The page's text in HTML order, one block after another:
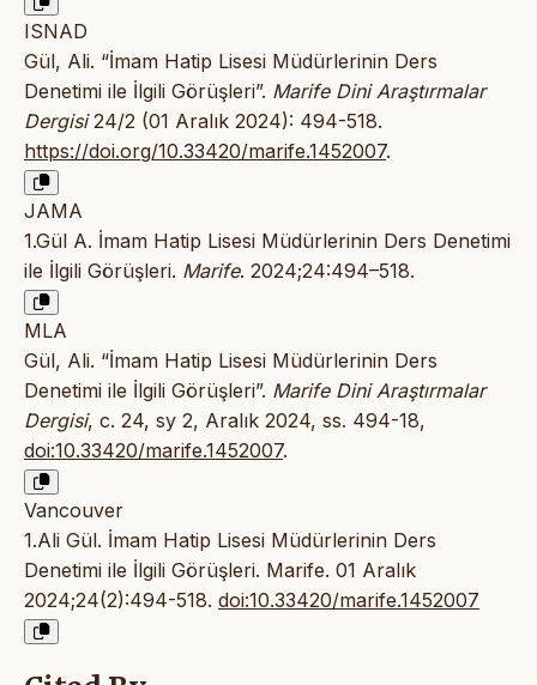
ISNAD
Gül, Ali. “İmam Hatip Lisesi Müdürlerinin Ders
Denetimi ile İlgili Görüşleri”. Marife Dini Araştırmalar
Dergisi24/2 (01 Aralık 2024): 494-518.
https://doi.org/10.33420/marife.1452007.
JAMA
1.Gül A. İmam Hatip Lisesi Müdürlerinin Ders Denetimi
ile İlgili Görüşleri. Marife. 2024;24:494–518.
MLA
Gül, Ali. “İmam Hatip Lisesi Müdürlerinin Ders
Denetimi ile İlgili Görüşleri”. Marife Dini Araştırmalar
Dergisi, c. 24, sy 2, Aralık 2024, ss. 494-18,
doi:10.33420/marife.1452007.
Vancouver
1.Ali Gül. İmam Hatip Lisesi Müdürlerinin Ders
Denetimi ile İlgili Görüşleri. Marife. 01 Aralık
2024;24(2):494-518. doi:10.33420/marife.1452007